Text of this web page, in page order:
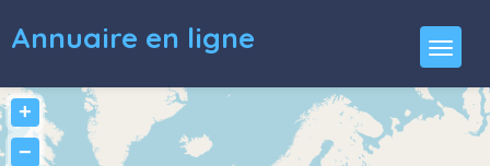
Annuaire en ligne
+
−